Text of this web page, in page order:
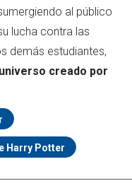
al público
lucha contra las
demás estudiantes,
universo creado por
Harry Potter